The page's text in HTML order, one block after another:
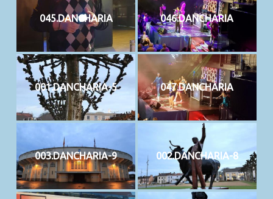
045.DANCHARIA 046.DANCHARIA
001.DANCHARIA-5 047.DANCHARIA
003.DANCHARIA-9 002.DANCHARIA-8